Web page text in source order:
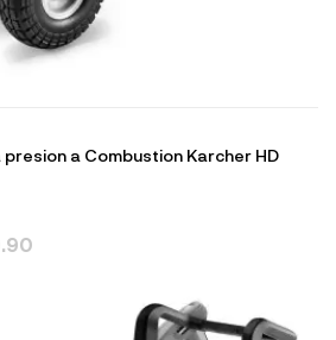
a Combustion Karcher HD